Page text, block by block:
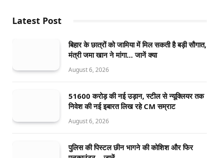
Latest Post
बिहार के छात्रों को जामिया में मिल सकती है बड़ी सौगात,
मंत्री जमा खान ने मांगा… जानें क्या
August 6, 2026
51600 करोड़ की नई उड़ान, स्टील से न्यूक्लियर तक
निवेश की नई इबारत लिख रहे CM सम्राट
August 6, 2026
पुलिस की पिस्टल छीन भागने की कोशिश और फिर